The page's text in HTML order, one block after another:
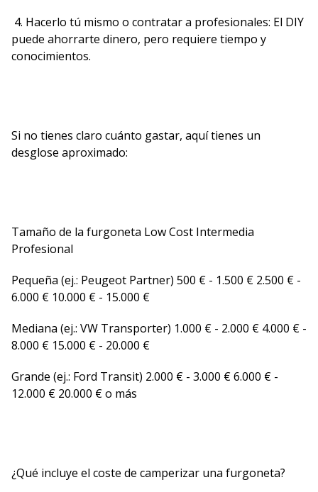
4. Hacerlo tú mismo o contratar a profesionales: El DIY
puede ahorrarte dinero, pero requiere tiempo y
conocimientos.
Si no tienes claro cuánto gastar, aquí tienes un
desglose aproximado:
Tamaño de la furgoneta Low Cost Intermedia
Profesional
Pequeña (ej.: Peugeot Partner) 500 € - 1.500 € 2.500 € -
6.000 € 10.000 € - 15.000 €
Mediana (ej.: VW Transporter) 1.000 € - 2.000 € 4.000 € -
8.000 € 15.000 € - 20.000 €
Grande (ej.: Ford Transit) 2.000 € - 3.000 € 6.000 € -
12.000 € 20.000 € o más
¿Qué incluye el coste de camperizar una furgoneta?